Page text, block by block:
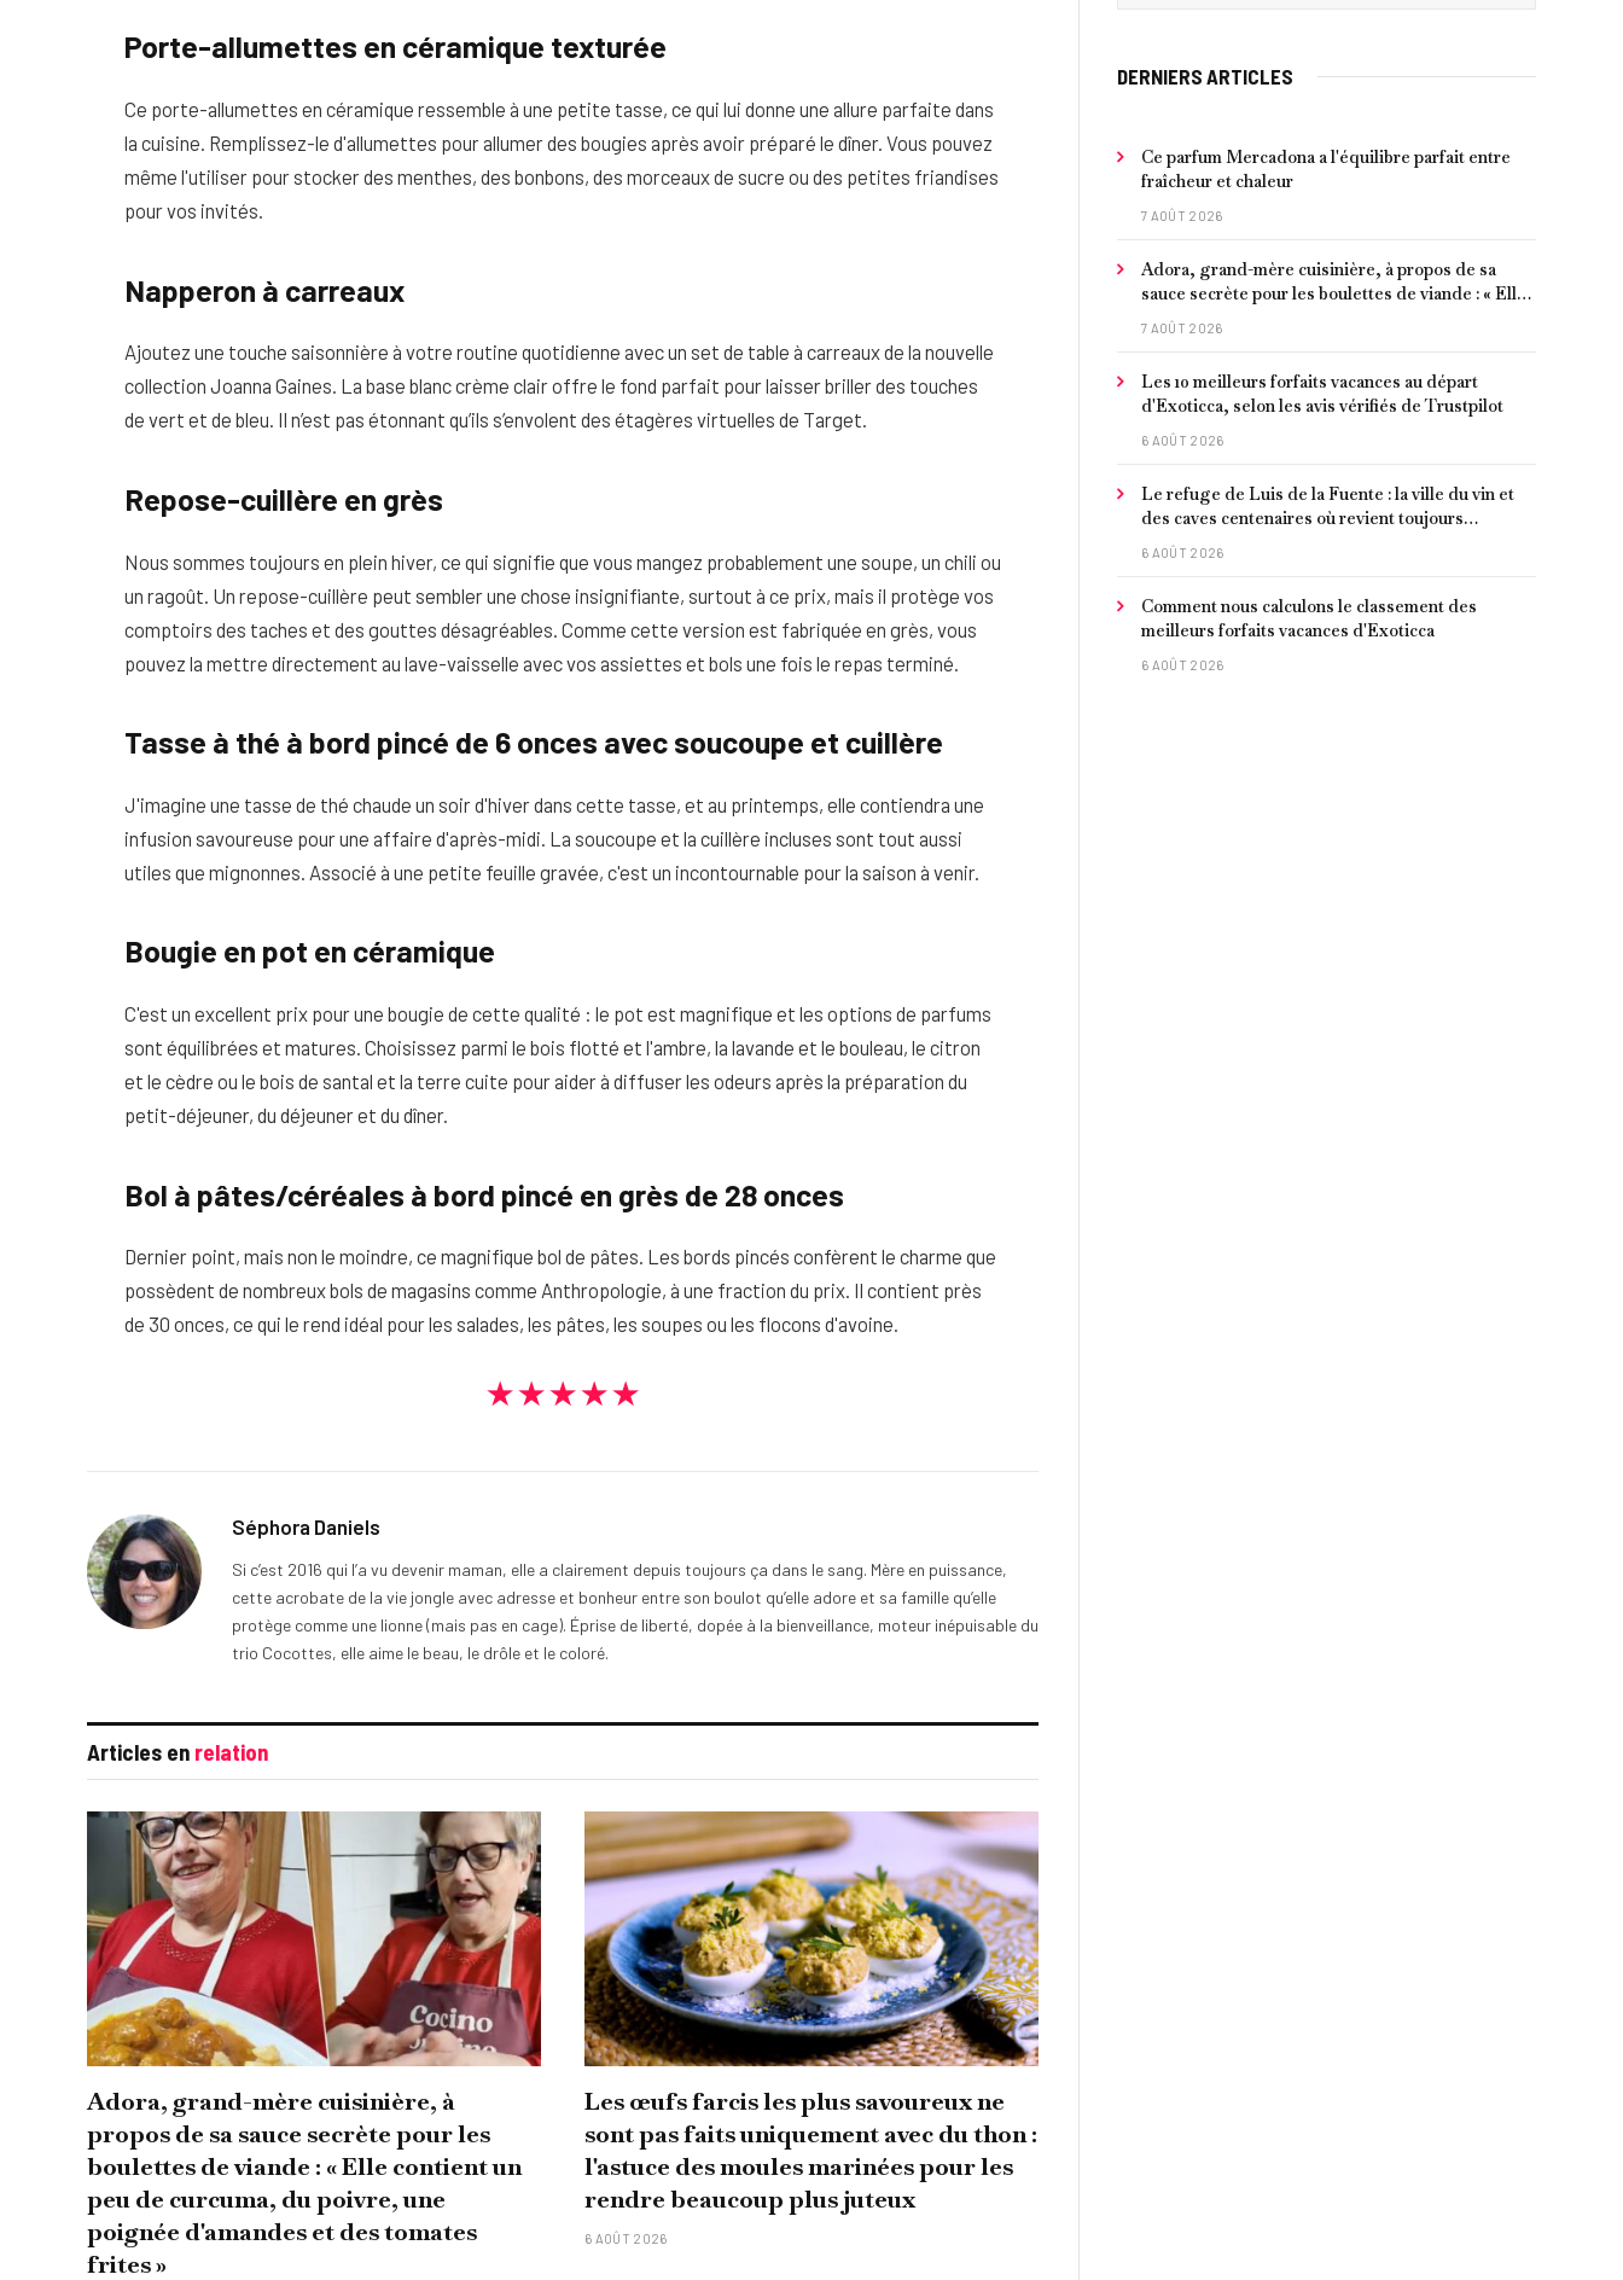
Porte-allumettes en céramique texturée
Ce porte-allumettes en céramique ressemble à une petite tasse, ce qui lui donne une allure parfaite dans
la cuisine. Remplissez-le d'allumettes pour allumer des bougies après avoir préparé le dîner. Vous pouvez
même l'utiliser pour stocker des menthes, des bonbons, des morceaux de sucre ou des petites friandises
pour vos invités.
Napperon à carreaux
Ajoutez une touche saisonnière à votre routine quotidienne avec un set de table à carreaux de la nouvelle
collection Joanna Gaines. La base blanc crème clair offre le fond parfait pour laisser briller des touches
de vert et de bleu. Il n’est pas étonnant qu’ils s’envolent des étagères virtuelles de Target.
Repose-cuillère en grès
Nous sommes toujours en plein hiver, ce qui signifie que vous mangez probablement une soupe, un chili ou
un ragoût. Un repose-cuillère peut sembler une chose insignifiante, surtout à ce prix, mais il protège vos
comptoirs des taches et des gouttes désagréables. Comme cette version est fabriquée en grès, vous
pouvez la mettre directement au lave-vaisselle avec vos assiettes et bols une fois le repas terminé.
Tasse à thé à bord pincé de 6 onces avec soucoupe et cuillère
J'imagine une tasse de thé chaude un soir d'hiver dans cette tasse, et au printemps, elle contiendra une
infusion savoureuse pour une affaire d'après-midi. La soucoupe et la cuillère incluses sont tout aussi
utiles que mignonnes. Associé à une petite feuille gravée, c'est un incontournable pour la saison à venir.
Bougie en pot en céramique
C'est un excellent prix pour une bougie de cette qualité : le pot est magnifique et les options de parfums
sont équilibrées et matures. Choisissez parmi le bois flotté et l'ambre, la lavande et le bouleau, le citron
et le cèdre ou le bois de santal et la terre cuite pour aider à diffuser les odeurs après la préparation du
petit-déjeuner, du déjeuner et du dîner.
Bol à pâtes/céréales à bord pincé en grès de 28 onces
Dernier point, mais non le moindre, ce magnifique bol de pâtes. Les bords pincés confèrent le charme que
possèdent de nombreux bols de magasins comme Anthropologie, à une fraction du prix. Il contient près
de 30 onces, ce qui le rend idéal pour les salades, les pâtes, les soupes ou les flocons d'avoine.
★★★★★
Séphora Daniels
Si c’est 2016 qui l’a vu devenir maman, elle a clairement depuis toujours ça dans le sang. Mère en puissance,
cette acrobate de la vie jongle avec adresse et bonheur entre son boulot qu’elle adore et sa famille qu’elle
protège comme une lionne (mais pas en cage). Éprise de liberté, dopée à la bienveillance, moteur inépuisable du
trio Cocottes, elle aime le beau, le drôle et le coloré.
Articles en relation
Adora, grand-mère cuisinière, à
propos de sa sauce secrète pour les
boulettes de viande : « Elle contient un
peu de curcuma, du poivre, une
poignée d'amandes et des tomates
frites »
Les œufs farcis les plus savoureux ne
sont pas faits uniquement avec du thon :
l'astuce des moules marinées pour les
rendre beaucoup plus juteux
6 AOÛT 2026
DERNIERS ARTICLES
Ce parfum Mercadona a l'équilibre parfait entre
fraîcheur et chaleur
7 AOÛT 2026
Adora, grand-mère cuisinière, à propos de sa
sauce secrète pour les boulettes de viande : « Elle
contient un peu de curcuma, du poivre, une
7 AOÛT 2026
Les 10 meilleurs forfaits vacances au départ
d'Exoticca, selon les avis vérifiés de Trustpilot
6 AOÛT 2026
Le refuge de Luis de la Fuente : la ville du vin et
des caves centenaires où revient toujours
l'entraîneur espagnol
6 AOÛT 2026
Comment nous calculons le classement des
meilleurs forfaits vacances d'Exoticca
6 AOÛT 2026